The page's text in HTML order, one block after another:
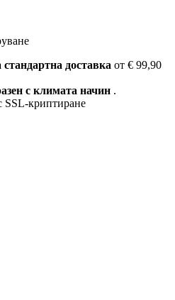
доставка от € 99,90
с климата начин .
SSL-криптиране